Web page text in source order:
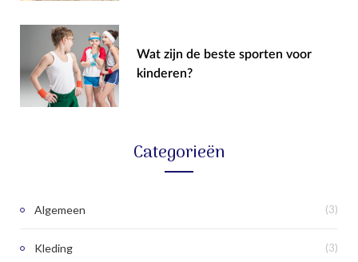
Wat zijn de beste sporten voor
kinderen?
Categorieën
Algemeen (3)
Kleding (3)